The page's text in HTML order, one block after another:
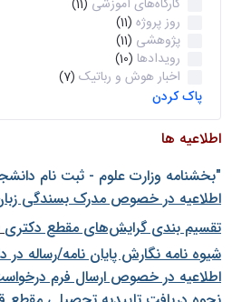
کارگاه‌های آموزشی (11)
روز پروژه (11)
پژوهشی (11)
رویدادها (10)
اخبار هوش و رباتیک (7)
پاک کردن
اطلاعیه ها
"بخشنامه وزارت علوم - ثبت نام
اطلاعیه در خصوص مدرک بسندگی
تقسیم بندی گرایش‌های مقطع دکتری(31
شيوه نامه نگارش پايان نامه/رساله در
اطلاعیه در خصوص ارسال فرم